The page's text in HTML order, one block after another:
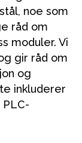
noe som
råd om
moduler. Vi
gir råd om
og
inkluderer